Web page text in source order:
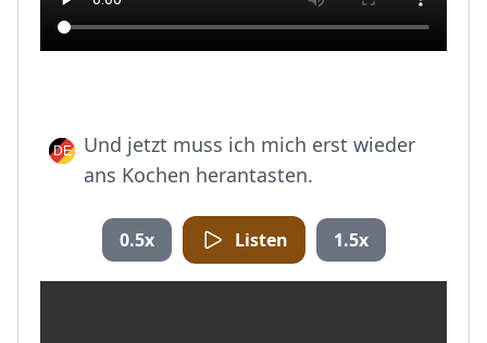
Und jetzt muss ich mich erst wieder
ans Kochen herantasten.
0.5x Listen 1.5x